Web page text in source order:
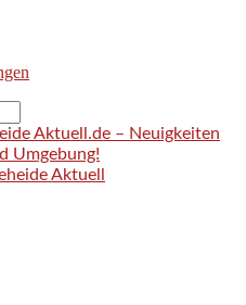
Aktuell.de – Neuigkeiten
Umgebung!